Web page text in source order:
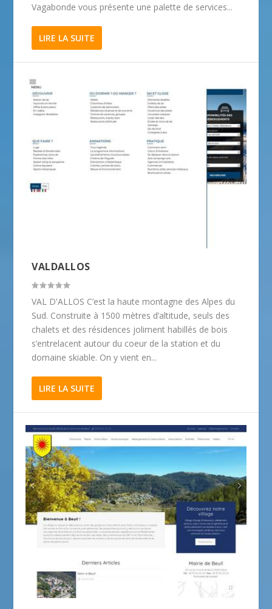
Vagabonde vous présente une palette de services...
LIRE LA SUITE
VALDALLOS
VAL D'ALLOS C’est la haute montagne des Alpes du
Sud. Construite à 1500 mètres d’altitude, seuls des
chalets et des résidences joliment habillés de bois
s’entrelacent autour du coeur de la station et du
domaine skiable. On y vient en...
LIRE LA SUITE